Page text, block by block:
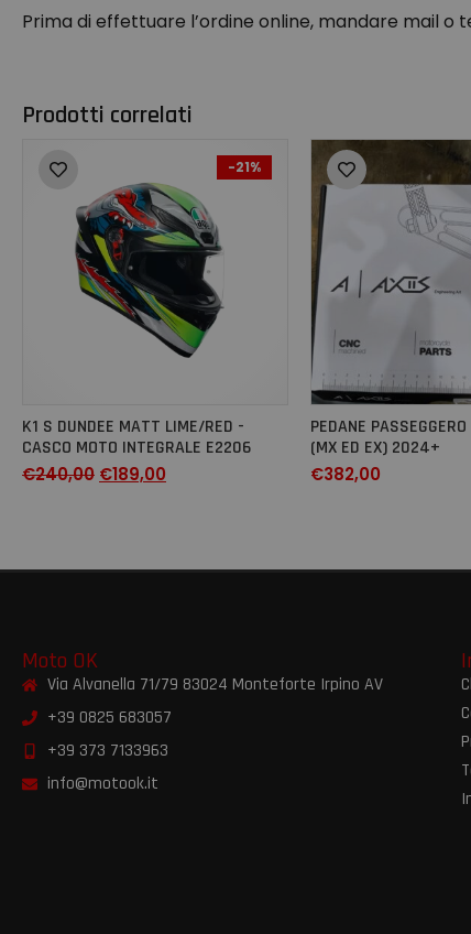
Prima di effettuare l’ordine online, mandare mail o
Prodotti correlati
-21%
K1 S DUNDEE MATT LIME/RED -
CASCO MOTO INTEGRALE E2206
€240,00 €189,00
PEDANE
(MX ED EX) 2024+
€382,00
Moto OK
Via Alvanella 71/79 83024 Monteforte Irpino AV
+39 0825 683057
+39 373 7133963
info@motook.it